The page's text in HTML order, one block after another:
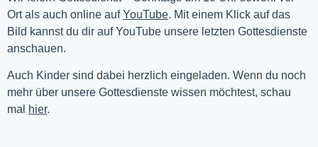
Ort als auch online auf YouTube. Mit einem Klick auf das
Bild kannst du dir auf YouTube unsere letzten Gottesdienste
anschauen.
Auch Kinder sind dabei herzlich eingeladen. Wenn du noch
mehr über unsere Gottesdienste wissen möchtest, schau
mal
hier.